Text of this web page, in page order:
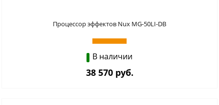
Процессор эффектов Nux MG-50LI-DB
В наличии
38 570 руб.